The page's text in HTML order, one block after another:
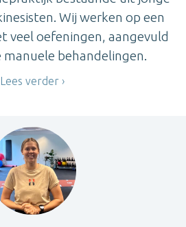
Wij werken op een
veel oefeningen, aangevuld
behandelingen.
Lees verder